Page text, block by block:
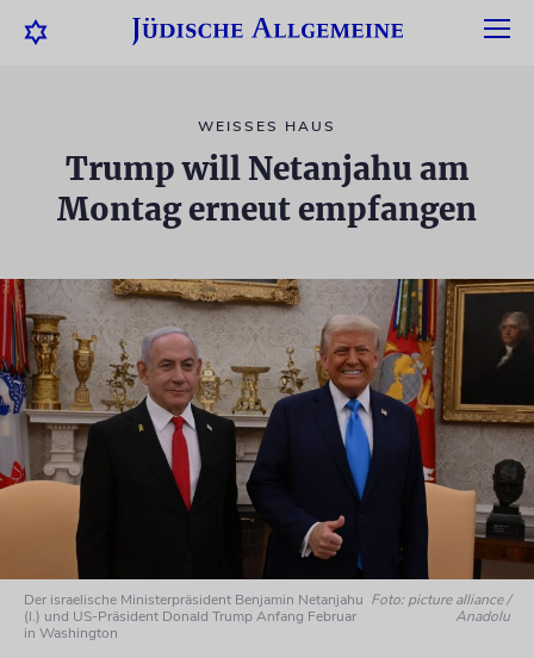
WEISSES HAUS
Trump will Netanjahu am
Montag erneut empfangen
Der israelische Ministerpräsident Benjamin Netanjahu
(l.) und US-Präsident Donald Trump Anfang Februar
in Washington
Foto: picture alliance /
Anadolu